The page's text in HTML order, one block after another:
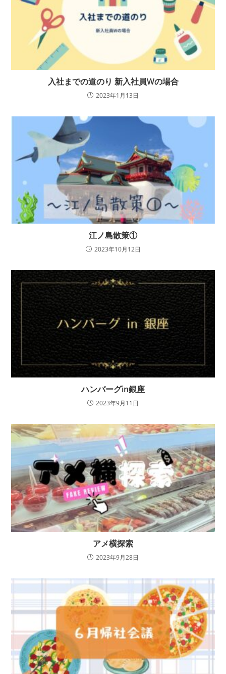
入社までの道のり 新入社員Wの場合
2023年1月13日
江ノ島散策①
2023年10月12日
ハンバーグin銀座
2023年9月11日
アメ横探索
2023年9月28日